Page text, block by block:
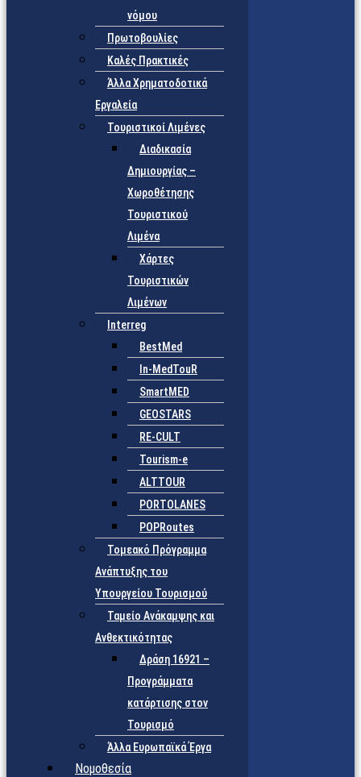
νόμου
Πρωτοβουλίες
Καλές Πρακτικές
Άλλα Χρηματοδοτικά
Εργαλεία
Τουριστικοί Λιμένες
Διαδικασία
Δημιουργίας –
Χωροθέτησης
Τουριστικού
Λιμένα
Χάρτες
Τουριστικών
Λιμένων
Interreg
BestMed
In-MedTouR
SmartMED
GEOSTARS
RE-CULT
Tourism-e
ALTTOUR
PORTOLANES
POPRoutes
Τομεακό Πρόγραμμα
Ανάπτυξης του
Υπουργείου Τουρισμού
Ταμείο Ανάκαμψης και
Ανθεκτικότητας
Δράση 16921 –
Προγράμματα
κατάρτισης στον
Τουρισμό
Άλλα Ευρωπαϊκά Έργα
Νομοθεσία